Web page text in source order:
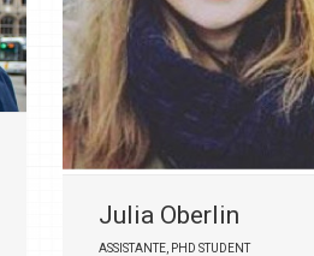
Julia Oberlin
ASSISTANTE, PHD STUDENT